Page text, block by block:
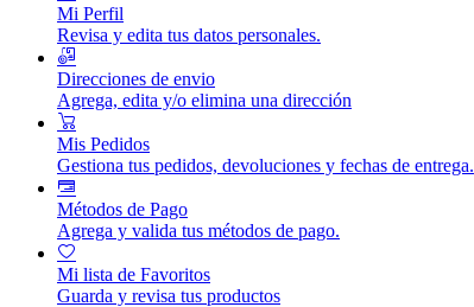
Mi Perfil
Revisa y edita tus datos personales.
Direcciones de envio
Agrega, edita y/o elimina una dirección
Mis Pedidos
Gestiona tus pedidos, devoluciones y fechas de entrega.
Métodos de Pago
Agrega y valida tus métodos de pago.
Mi lista de Favoritos
Guarda y revisa tus productos